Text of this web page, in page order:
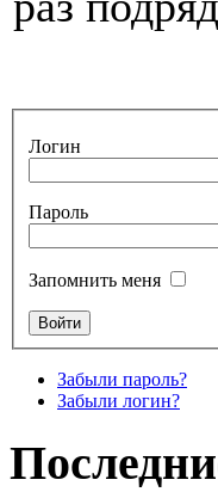
Логин
Пароль
Запомнить меня
Забыли пароль?
Забыли логин?